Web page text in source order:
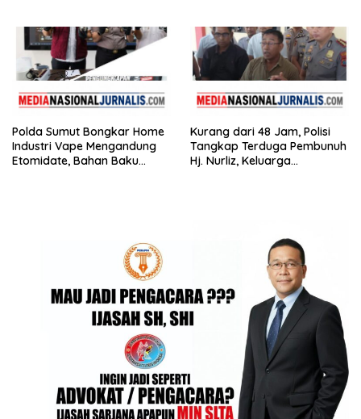
Polda Sumut Bongkar Home
Industri Vape Mengandung
Etomidate, Bahan Baku
Kurang dari 48 Jam, Polisi
Tangkap Terduga Pembunuh
Hj. Nurliz, Keluarga